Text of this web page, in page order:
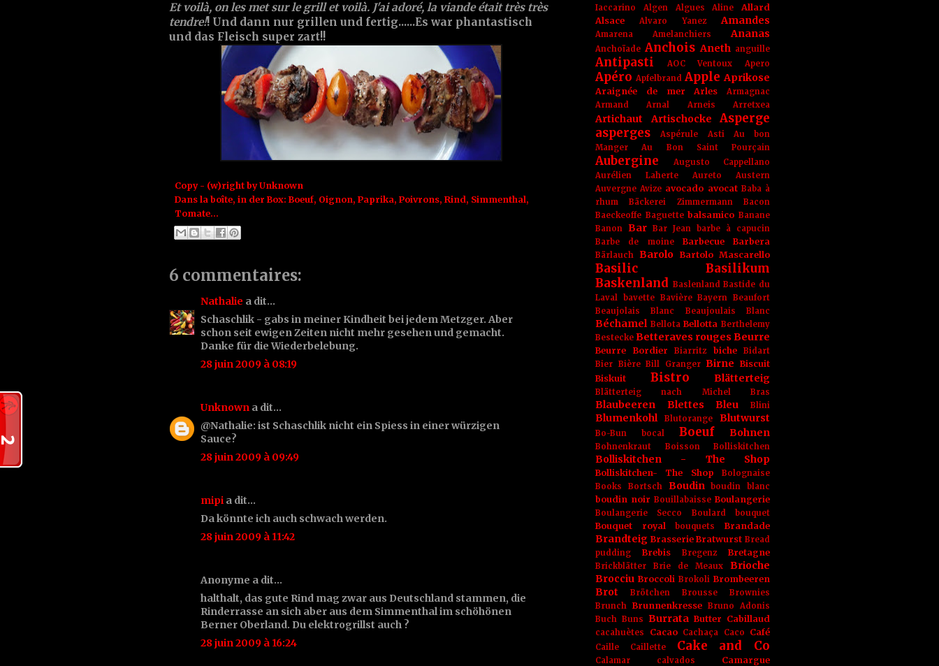
Et voilà, on les met sur le grill et voilà. J'ai adoré, la viande était très très
tendre!! Und dann nur grillen und fertig......Es war phantastisch
und das Fleisch super zart!!
Copy - (w)right byUnknown
Dans la boîte, in der Box: Boeuf, Oignon, Paprika, Poivrons, Rind, Simmenthal,
Tomate...
6 commentaires:
Nathalie a dit…
Schaschlik - gabs in meiner Kindheit bei jedem Metzger. Aber
schon seit ewigen Zeiten nicht mehr gesehen und gemacht.
Danke für die Wiederbelebung.
28 juin 2009 à 08:19
Unknown a dit…
@Nathalie: ist Schaschlik nicht ein Spiess in einer würzigen
Sauce?
28 juin 2009 à 09:49
mipi a dit…
Da könnte ich auch schwach werden.
28 juin 2009 à 11:42
Anonyme a dit…
halthalt, das gute Rind mag zwar aus Deutschland stammen, die
Rinderrasse an sich aber aus dem Simmenthal im schöhönen
Berner Oberland. Du elektrogrillst auch ?
28 juin 2009 à 16:24
Iaccarino
Algen Algues Aline
Allard
Alsace
Alvaro Yanez Amandes
Amarena Amelanchiers Ananas
Anchoïade Anchois Aneth anguille
Antipasti AOC Ventoux Apero
Apéro Apfelbrand Apple Aprikose
Araignée de mer Arles
Armagnac
Armand Arnal
Arneis Arretxea
Artichaut Artischocke
Asperge
asperges
Aspérule Asti
Au bon
Manger
Au Bon Saint Pourçain
Aubergine
Augusto Cappellano
Aurélien Laherte
Aureto
Austern
Auvergne Avize avocado avocat Baba à
rhum
Bäckerei Zimmermann
Bacon
Baeckeoffe Baguette balsamico Banane
Banon Bar Bar Jean
barbe à capucin
Barbe de moine
Barbecue Barbera
Bärlauch Barolo Bartolo Mascarello
Basilic
Basilikum
Baskenland Baslenland Bastide du
Laval
bavette Bavière Bayern Beaufort
Beaujolais Blanc
Beaujoulais Blanc
Béchamel Bellota Bellotta Berthelemy
Bestecke Betteraves rouges Beurre
Beurre Bordier Biarritz biche
Bidart
Bier Bière Bill Granger Birne
Biscuit
Biskuit
Bistro Blätterteig
Blätterteig nach Michel Bras
Blaubeeren Blettes Bleu Blini
Blumenkohl Blutorange Blutwurst
Bo-Bun bocal Boeuf Bohnen
Bohnenkraut Boisson Bolliskitchen
Bolliskitchen - The Shop
Bolliskitchen- The Shop
Bolognaise
Books
Bortsch Boudin boudin blanc
boudin noir Bouillabaisse Boulangerie
Boulangerie Secco Boulard bouquet
Bouquet royal bouquets Brandade
Brandteig Brasserie Bratwurst Bread
pudding
Brebis Bregenz Bretagne
Brickblätter Brie de Meaux
Brioche
Brocciu Broccoli Brokoli Brombeeren
Brot Brötchen Brousse
Brownies
Brunch Brunnenkresse Bruno Adonis
Buch Buns Burrata Butter Cabillaud
cacahuètes Cacao Cachaça Caco Café
Caille Caillette Cake and Co
Calamar calvados
Camargue